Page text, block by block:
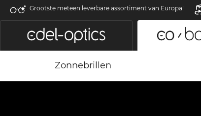
Grootste meteen leverbare assortiment van Europa!
Zonnebrillen